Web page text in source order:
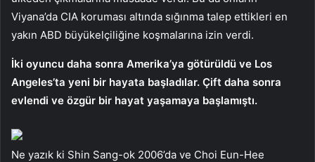
Viyana’da CIA koruması altında sığınma talep ettikleri en
yakın ABD büyükelçiliğine koşmalarına izin verdi.
İki oyuncu daha sonra Amerika’ya götürüldü ve Los
Angeles’ta yeni bir hayata başladılar. Çift daha sonra
evlendi ve özgür bir hayat yaşamaya başlamıştı.
Ne yazık ki Shin Sang-ok 2006’da ve Choi Eun-Hee